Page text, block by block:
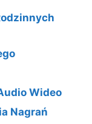
Wideo
Nagrań